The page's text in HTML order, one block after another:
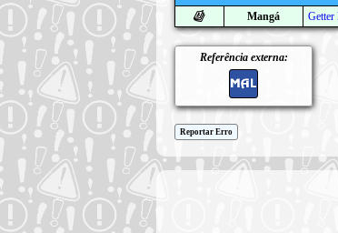
Mangá
Getter
Referência externa:
Reportar Erro